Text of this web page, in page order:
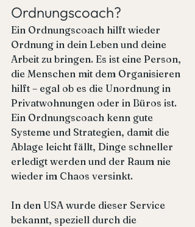
Ordnungscoach?
Ein Ordnungscoach hilft wieder
Ordnung in dein Leben und deine
Arbeit zu bringen. Es ist eine Person,
die Menschen mit dem Organisieren
hilft – egal ob es die Unordnung in
Privatwohnungen oder in Büros ist.
Ein Ordnungscoach kenn gute
Systeme und Strategien, damit die
Ablage leicht fällt, Dinge schneller
erledigt werden und der Raum nie
wieder im Chaos versinkt.
In den USA wurde dieser Service
bekannt, speziell durch die